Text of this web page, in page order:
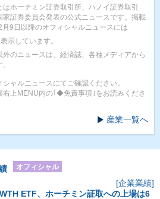
ホーチミン証券取引所、ハノイ証券取引
証券委員会発表の公式ニュースです。掲載
9日以降のオフィシャルニュースには
示しています。
のニュースは、経済誌、各種メディアから
ャルニュースにてご確認ください。
上MENU内の｢◆免責事項｣をお読みくださ
産業一覧へ
オフィシャル
[企業業績]
ETF、ホーチミン証取への上場は6